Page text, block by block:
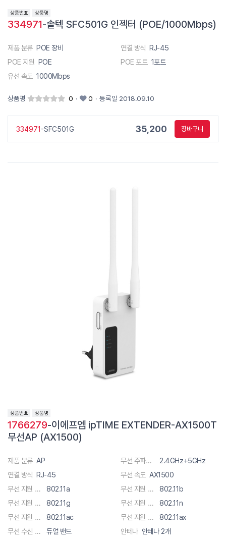
334971-솔텍 SFC501G 인젝터 (POE/1000Mbps)
제품 분류 POE 장비 연결 방식 RJ-45
POE 지원 POE POE 포트 1포트
유선 속도 1000Mbps
상품평 0 · 0 · 등록일 2018.09.10
334971 -SFC501G 35,200 장바구니
1766279-이에프엠 ipTIME EXTENDER-AX1500T
무선AP (AX1500)
제품 분류 AP 무선 주파수 대역폭
2.4GHz+5GHz
연결 방식 RJ-45 무선 속도 AX1500
무선 지원 규격
802.11a 무선 지원 규격
802.11b
무선 지원 규격
802.11g 무선 지원 규격
802.11n
무선 지원 규격
802.11ac 무선 지원 규격
802.11ax
무선 수신 채널
듀얼 밴드 안테나 안테나 2개